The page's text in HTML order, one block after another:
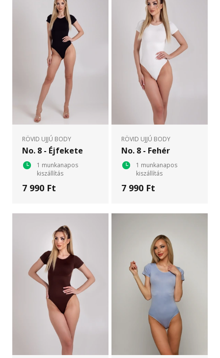
RÖVID UJJÚ BODY
No. 8 - Éjfekete
1 munkanapos
kiszállítás
7 990 Ft
RÖVID UJJÚ BODY
No. 8 - Fehér
1 munkanapos
kiszállítás
7 990 Ft